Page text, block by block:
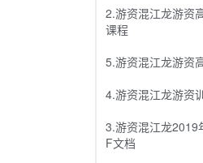
2.游资混江龙游资
课程
5.游资混江龙游资
4.游资混江龙游资
3.游资混江龙2019
F文档